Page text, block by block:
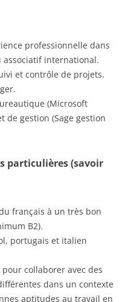
professionnelle dans
international.
et contrôle de projets.
(Microsoft
de gestion (Sage gestion
particulières (savoir
français à un très bon
B2).
portugais et italien
collaborer avec des
dans un contexte
aptitudes au travail en